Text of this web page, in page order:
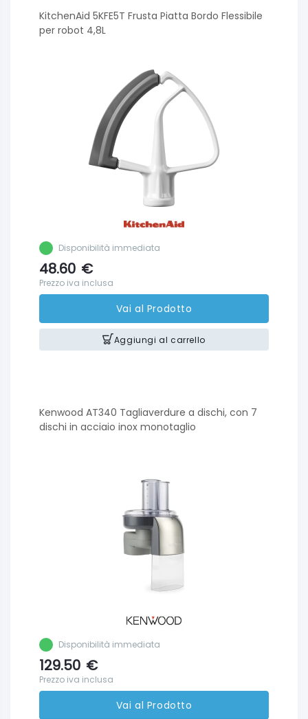
KitchenAid 5KFE5T Frusta Piatta Bordo Flessibile
per robot 4,8L
Disponibilità immediata
48.60 €
Prezzo iva inclusa
Vai al Prodotto
Aggiungi al carrello
Kenwood AT340 Tagliaverdure a dischi, con 7
dischi in acciaio inox monotaglio
Disponibilità immediata
129.50 €
Prezzo iva inclusa
Vai al Prodotto